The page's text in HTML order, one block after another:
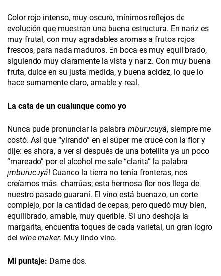
Color rojo intenso, muy oscuro, mínimos reflejos de
evolución que muestran una buena estructura. En nariz es
muy frutal, con muy agradables aromas a frutos rojos
frescos, para nada maduros. En boca es muy equilibrado,
siguiendo muy claramente la vista y nariz. Con muy buena
fruta, dulce en su justa medida, y buena acidez, lo que lo
hace sumamente claro, amable y real.
La cata de un cualunque como yo
Nunca pude pronunciar la palabra mburucuyá­, siempre me
costó. Así que “yirando” en el súper me crucé con la flor y
dije: es ahora, a ver si después de una botellita ya un poco
“mareado” por el alcohol me sale “clarita” la palabra
¡mburucuyá! Cuando la tierra no tenía fronteras, nos
creíamos más charrúas; esta hermosa flor nos llega de
nuestro pasado guaraní. El vino está buenazo, un corte
complejo, por la cantidad de cepas, pero quedó muy bien,
equilibrado, amable, muy querible. Si uno deshoja la
margarita, encuentra toques de cada varietal, un gran logro
del wine maker. Muy lindo vino.
Mi puntaje: Dame dos.